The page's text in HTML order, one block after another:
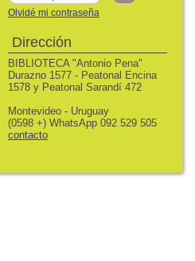
Olvidé mi contraseña
Dirección
BIBLIOTECA "Antonio Pena"
Durazno 1577 - Peatonal Encina
1578 y Peatonal Sarandí 472
Montevideo - Uruguay
(0598 +) WhatsApp 092 529 505
contacto